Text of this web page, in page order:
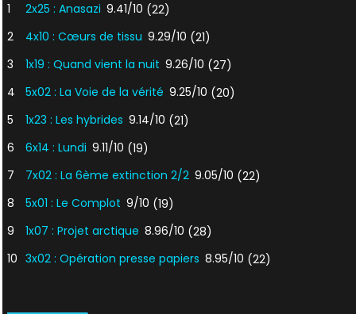
1 2x25 : Anasazi 9.41/10 (22)
2
4x10 : Cœurs de tissu 9.29/10 (21)
3
1x19 : Quand vient la nuit 9.26/10 (27)
4
5x02 : La Voie de la vérité 9.25/10 (20)
5
1x23 : Les hybrides 9.14/10 (21)
6
6x14 : Lundi 9.11/10 (19)
7
7x02 : La 6ème extinction 2/2 9.05/10 (22)
8
5x01 : Le Complot 9/10 (19)
9
1x07 : Projet arctique 8.96/10 (28)
10 3x02 : Opération presse papiers 8.95/10 (22)